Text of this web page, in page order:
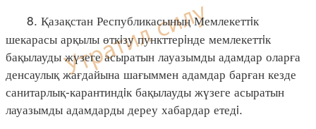
8. Қазақстан Республикасының Мемлекеттiк
шекарасы арқылы өткiзу пункттерiнде мемлекеттiк
бақылауды жүзеге асыратын лауазымды адамдар оларға
денсаулық жағдайына шағыммен адамдар барған кезде
санитарлық-карантиндiк бақылауды жүзеге асыратын
лауазымды адамдарды дереу хабардар етедi.